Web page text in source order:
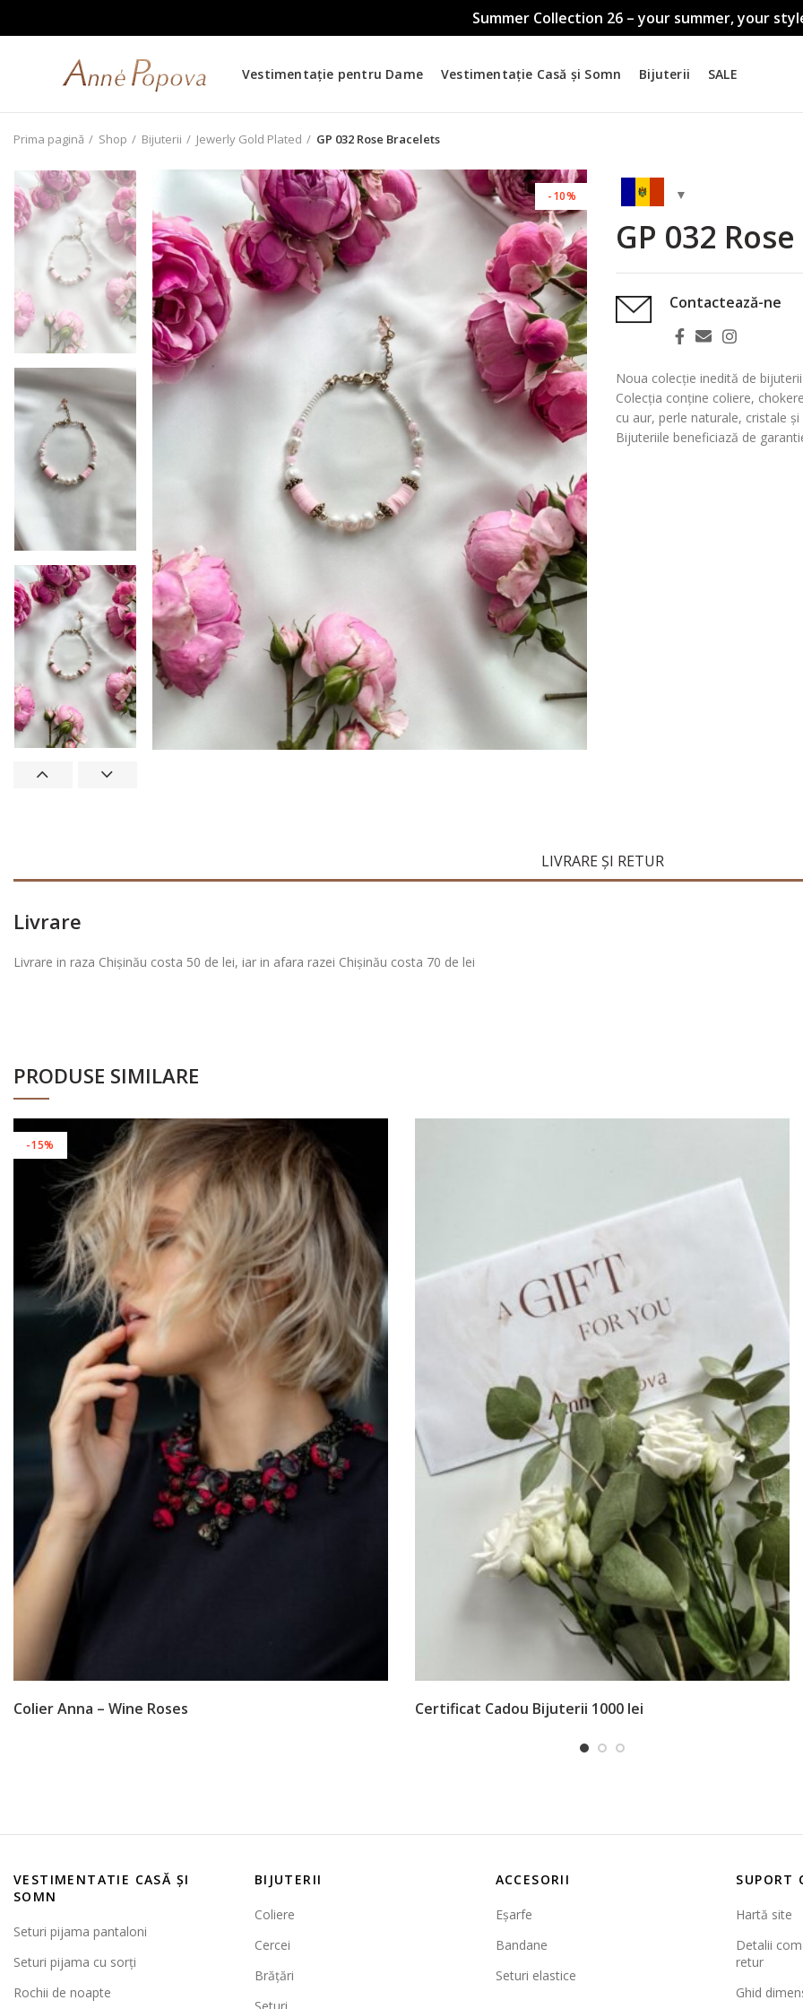
Summer Collection 26 – your summer, your
Vestimentație pentru Dame Vestimentație Casă și Somn Bijuterii SALE
Prima pagină Shop Bijuterii Jewerly Gold Plated GP 032 Rose Bracelets
-10%
GP 032
Contactează-ne
Noua colecție inedită de
Colecția conține coliere,
cu aur, perle naturale, cristale și
Bijuteriile beneficiază de
LIVRARE ȘI RETUR
Livrare
Livrare in raza Chișinău costa 50 de lei, iar in afara razei Chișinău costa 70 de lei
PRODUSE SIMILARE
-15%
Colier Anna – Wine Roses Certificat Cadou Bijuterii 1000 lei
VESTIMENTATIE CASĂ ȘI
SOMN
Seturi pijama pantaloni
Seturi pijama cu sorți
Rochii de noapte
BIJUTERII
Coliere
Cercei
Brățări
ACCESORII
Eșarfe
Bandane
Seturi elastice
SUPORT
Hartă site
Detalii
retur
Ghid